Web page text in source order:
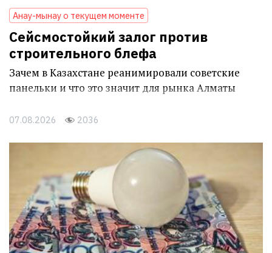
Анау-мынау о текущем моменте
Сейсмостойкий залог против
строительного блефа
Зачем в Казахстане реанимировали советские
панельки и что это значит для рынка Алматы
07.08.2026 2036